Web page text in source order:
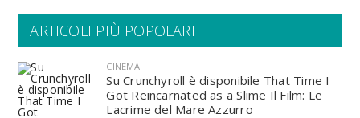
ARTICOLI PIÙ POPOLARI
CINEMA
Su Crunchyroll è disponibile That Time I
Got Reincarnated as a Slime Il Film: Le
Lacrime del Mare Azzurro